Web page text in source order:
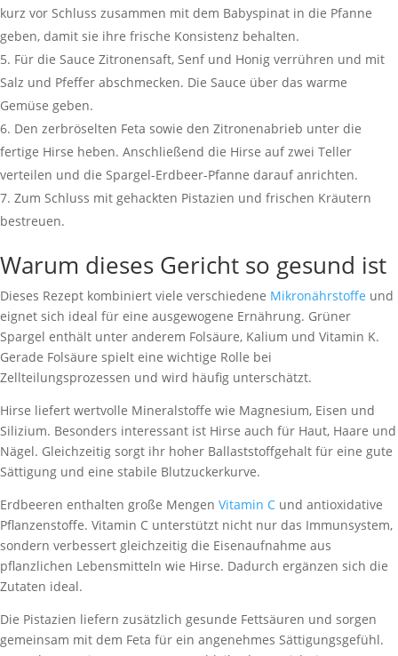
kurz vor Schluss zusammen mit dem Babyspinat in die Pfanne
geben, damit sie ihre frische Konsistenz behalten.
Für die Sauce Zitronensaft, Senf und Honig verrühren und mit
Salz und Pfeffer abschmecken. Die Sauce über das warme
Gemüse geben.
Den zerbröselten Feta sowie den Zitronenabrieb unter die
fertige Hirse heben. Anschließend die Hirse auf zwei Teller
verteilen und die Spargel-Erdbeer-Pfanne darauf anrichten.
Zum Schluss mit gehackten Pistazien und frischen Kräutern
bestreuen.
Warum dieses Gericht so gesund ist
Dieses Rezept kombiniert viele verschiedene Mikronährstoffe und
eignet sich ideal für eine ausgewogene Ernährung. Grüner
Spargel enthält unter anderem Folsäure, Kalium und Vitamin K.
Gerade Folsäure spielt eine wichtige Rolle bei
Zellteilungsprozessen und wird häufig unterschätzt.
Hirse liefert wertvolle Mineralstoffe wie Magnesium, Eisen und
Silizium. Besonders interessant ist Hirse auch für Haut, Haare und
Nägel. Gleichzeitig sorgt ihr hoher Ballaststoffgehalt für eine gute
Sättigung und eine stabile Blutzuckerkurve.
Erdbeeren enthalten große Mengen Vitamin C und antioxidative
Pflanzenstoffe. Vitamin C unterstützt nicht nur das Immunsystem,
sondern verbessert gleichzeitig die Eisenaufnahme aus
pflanzlichen Lebensmitteln wie Hirse. Dadurch ergänzen sich die
Zutaten ideal.
Die Pistazien liefern zusätzlich gesunde Fettsäuren und sorgen
gemeinsam mit dem Feta für ein angenehmes Sättigungsgefühl.